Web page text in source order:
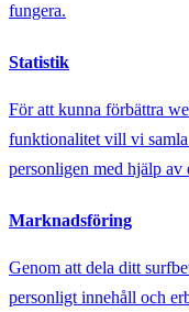
fungera.
Statistik
För att kunna förbättra
funktionalitet vill vi
personligen med hjälp av
Marknadsföring
Genom att dela ditt
personligt innehåll och